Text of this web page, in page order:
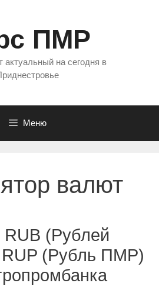
ПМР
на сегодня в
Меню
валют
RUB (Рублей
RUP (Рубль ПМР)